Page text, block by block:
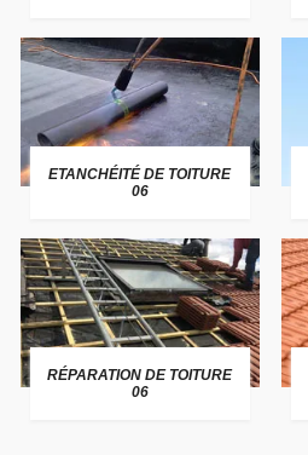
ETANCHÉITÉ DE TOITURE
06
RÉPARATION DE TOITURE
06